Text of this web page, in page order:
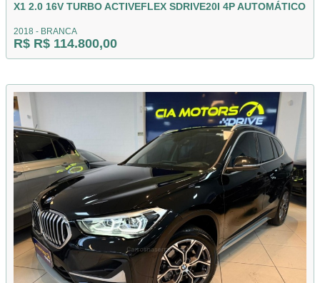
X1 2.0 16V TURBO ACTIVEFLEX SDRIVE20I 4P AUTOMÁTICO
2018 - BRANCA
R$ R$ 114.800,00